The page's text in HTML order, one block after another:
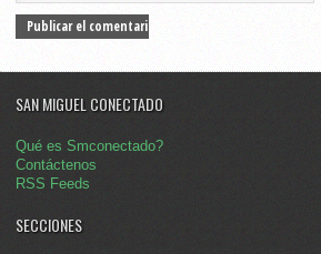
SAN MIGUEL CONECTADO
Qué es Smconectado?
Contáctenos
RSS Feeds
SECCIONES